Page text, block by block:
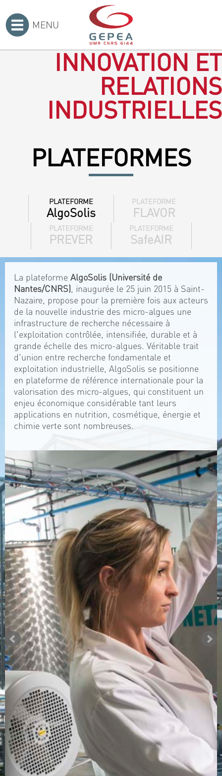
MENU
INNOVATION ET
RELATIONS
INDUSTRIELLES
PLATEFORMES
PLATEFORME
AlgoSolis
PLATEFORME
FLAVOR
PLATEFORME
PREVER
PLATEFORME
SafeAIR
La plateforme AlgoSolis (Université de
Nantes/CNRS), inaugurée le 25 juin 2015 à Saint-
Nazaire, propose pour la première fois aux acteurs
de la nouvelle industrie des micro-algues une
infrastructure de recherche nécessaire à
l'exploitation contrôlée, intensifiée, durable et à
grande échelle des micro-algues. Véritable trait
d'union entre recherche fondamentale et
exploitation industrielle, AlgoSolis se positionne
en plateforme de référence internationale pour la
valorisation des micro-algues, qui constituent un
enjeu économique considérable tant leurs
applications en nutrition, cosmétique, énergie et
chimie verte sont nombreuses.